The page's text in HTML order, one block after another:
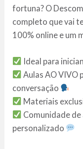
fortuna? O
completo que vai
100% online e um
Ideal para
Aulas AO VIVO
conversação
Materiais
Comunidade
personalizado